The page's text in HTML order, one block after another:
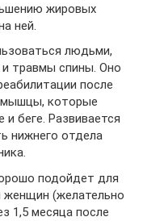
жировых
ней.
людьми,
травмы спины. Оно
после
мышцы, которые
беге. Развивается
нижнего отдела
подойдет для
женщин (желательно
1,5 месяца после